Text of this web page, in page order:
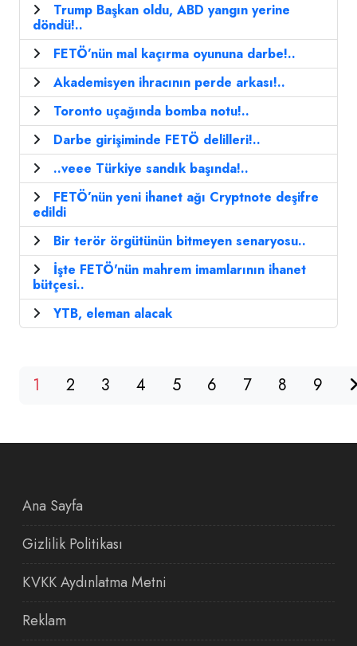
Trump Başkan oldu, ABD yangın yerine
döndü!..
FETÖ’nün mal kaçırma oyununa darbe!..
Akademisyen ihracının perde arkası!..
Toronto uçağında bomba notu!..
Darbe girişiminde FETÖ delilleri!..
..veee Türkiye sandık başında!..
FETÖ’nün yeni ihanet ağı Cryptnote deşifre
edildi
Bir terör örgütünün bitmeyen senaryosu..
İşte FETÖ'nün mahrem imamlarının ihanet
bütçesi..
YTB, eleman alacak
1 2 3 4 5 6 7 8 9
Ana Sayfa
Gizlilik Politikası
KVKK Aydınlatma Metni
Reklam